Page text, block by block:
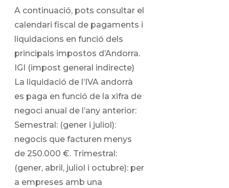
A continuació, pots consultar el
calendari fiscal de pagaments i
liquidacions en funció dels
principals impostos d’Andorra.
IGI (impost general indirecte)
La liquidació de l’IVA andorrà
es paga en funció de la xifra de
negoci anual de l’any anterior:
Semestral: (gener i juliol):
negocis que facturen menys
de 250.000 €. Trimestral:
(gener, abril, juliol i octubre): per
a empreses amb una